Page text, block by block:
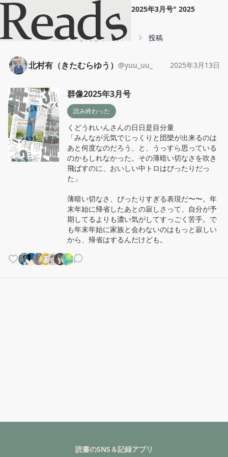
北村有（きたむらゆう） 群像2025年3月号" 2025
年3月13日
ホーム
北村有（きたむらゆう） 投稿
北村有（きたむらゆう） @yuu_uu_ 2025年3月13日
群像2025年3月号
読み終わった
くどうれいんさんの日日是目分量
「みんなが元気でじっくりと団欒が出来るのは
あと何度なのだろう、と、うっすら思っている
のかもしれなかった。その薄暗い切なさを吹き
飛ばすのに、おいしい中トロはぴったりだっ
た」
薄暗い切なさ、ぴったりすぎる表現だ〜〜。年
末年始に帰省したあとの寂しさって、自分が予
期してるよりも濃い気がしてすっごく苦手。で
も年末年始に家族と会わないのはもっと寂しい
から、帰省はするんだけども。
読書のSNS＆記録アプリ